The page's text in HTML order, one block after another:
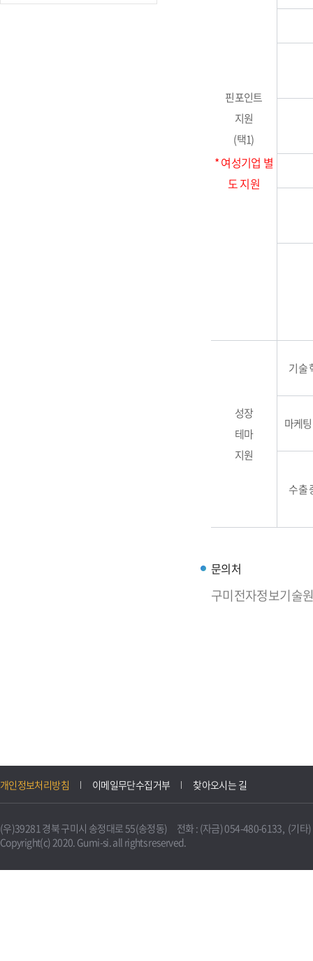
핀포인트
지원
(택1)
* 여성기업 별
도 지원
성장
테마
지원
기술
마케
수출
문의처
구미전자정보기술
개인정보처리방침 이메일무단수집거부 찾아오시는 길
(우)39281 경북 구미시 송정대로 55(송정동) 전화 : (자금) 054-480-6133, (기타
Copyright(c) 2020. Gumi-si. all rights reserved.